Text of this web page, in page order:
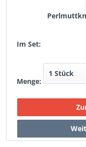
Im Set:
Menge: